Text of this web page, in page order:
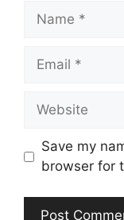
Name
Email
Website
Save my
browser for